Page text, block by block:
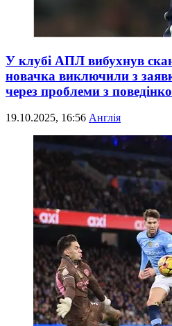
У клубі АПЛ вибухнув
новачка виключили з
через проблеми з
19.10.2025, 16:56 Англія